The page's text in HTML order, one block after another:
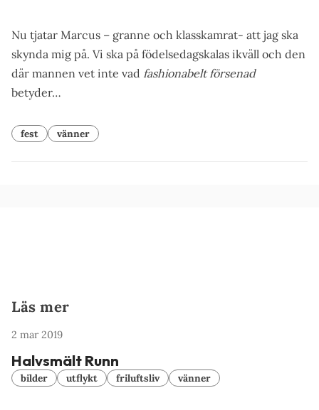
Nu tjatar Marcus – granne och klasskamrat- att jag ska
skynda mig på. Vi ska på födelsedagskalas ikväll och den
där mannen vet inte vad fashionabelt försenad
betyder…
fest vänner
Läs mer
2 mar 2019
Halvsmält Runn
bilder utflykt friluftsliv vänner